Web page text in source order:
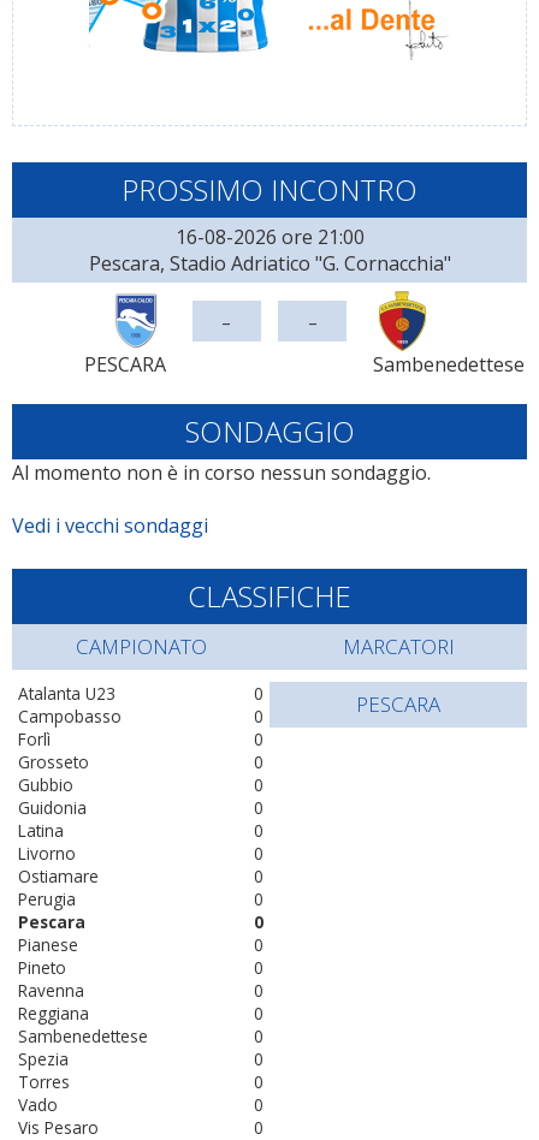
PROSSIMO INCONTRO
16-08-2026 ore 21:00
Pescara, Stadio Adriatico "G. Cornacchia"
PESCARA
- -
Sambenedettese
SONDAGGIO
Al momento non è in corso nessun sondaggio.
Vedi i vecchi sondaggi
CLASSIFICHE
CAMPIONATO
0
Atalanta U23
0
Campobasso
0
Forlì
0
Grosseto
0
Gubbio
0
Guidonia
0
Latina
0
Livorno
0
Ostiamare
0
Perugia
0
Pescara
0
Pianese
0
Pineto
0
Ravenna
0
Reggiana
0
Sambenedettese
0
Spezia
0
Torres
0
Vado
0
Vis Pesaro
MARCATORI
PESCARA